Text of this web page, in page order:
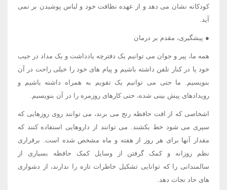
کودکانه نشان می دهد و از عهده نظافت خود و لباس پوشیدن بر نمی
آید.
● پیشگیری، مقدم بر درمان
همه ما، پیر و جوان می توانیم یک دفترچه یادداشت و یک مداد در جیب
خود یا در کنار تلفن داشته باشیم و پیام های خود را خیلی راحت در آن
بنویسیم. ما حتی می توانیم یک تقویم به همراه داشته باشیم و
رویدادهای پیش بینی شده، حتی کارهای روزمره را در آن بنویسیم.
اشخاصی که از افت حافظه رنج می برند، می توانند روی روزهایی که
سپری می شود خط بکشند. می توانند از داروهایی استفاده کنند که
مقدار آنها برای هر روز از هفته و ماه مشخص شده است. برقراری
نظم روزانه و کمک گرفتن از وسایل کمک حافظه بسیاری از
سالمندانی را که توانایی تشکیل خاطرات تازه را ندارند، از دشواری
های حاد نجات دهد.